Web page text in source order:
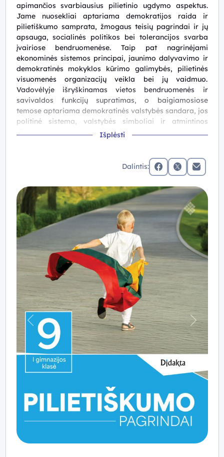
Išplėsti
apimančios svarbiausius pilietinio ugdymo aspektus.
Jame nuosekliai aptariama demokratijos raida ir
pilietiškumo samprata, žmogaus teisių pagrindai ir jų
apsauga, socialinės politikos bei tolerancijos svarba
įvairiose bendruomenėse. Taip pat nagrinėjami
ekonominės sistemos principai, jaunimo dalyvavimo ir
demokratinės mokyklos kūrimo galimybės, pilietinės
visuomenės organizacijų veikla bei jų vaidmuo.
Vadovėlyje išryškinamas vietos bendruomenės ir
savivaldos funkcijų supratimas, o baigiamosiose
temose aptariama demokratinės valstybės sandara, jos
politinė sistema, valstybės simboliai ir atmintinos
veiklos ir projektinės užduotys, priedai (deklaracijos,
indeksai, žemėlapiai, atmintinės).
Šio vadovėlio turinys padeda mokiniams geriau
suprasti savo vaidmenį visuomenėje, ugdo gebėjimą
veikti atsakingai, kritiškai mąstyti ir vadovautis
demokratinėmis vertybėmis.
Dalintis:
facebookx (twitter)
Praeitas Kitas